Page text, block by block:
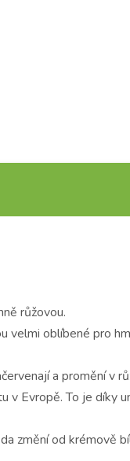
růžovou.
velmi oblíbené pro
a promění v
Evropě. To je díky
změní od krémově